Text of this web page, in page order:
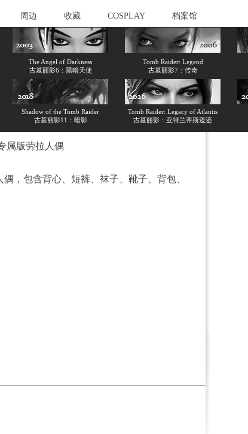
周边 收藏 COSPLAY 档案馆
The Angel of Darkness
古墓丽影6：黑暗天使
Tomb Raider: Legend
古墓丽影7：传奇
Shadow of the Tomb Raider
古墓丽影11：暗影
Tomb Raider: Legacy of Atlantis
古墓丽影：亚特兰蒂斯遗迹
属版劳拉人偶
，包含背心、短裤、袜子、靴子、背包、